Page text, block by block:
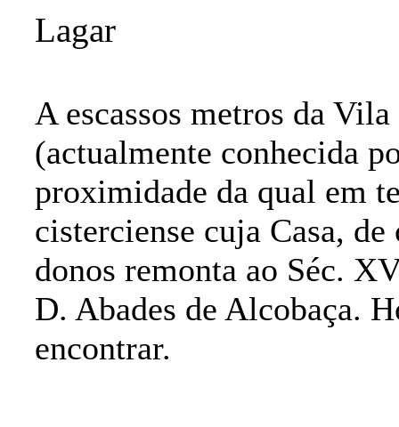
Lagar
A escassos metros da
(actualmente conhecida
proximidade da qual em
cisterciense cuja Casa, de
donos remonta ao Séc.
D. Abades de Alcobaça.
encontrar.